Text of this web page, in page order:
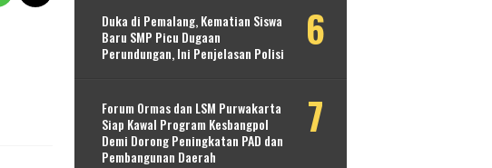
Duka di Pemalang, Kematian Siswa
Baru SMP Picu Dugaan
Perundungan, Ini Penjelasan Polisi
Forum Ormas dan LSM Purwakarta
Siap Kawal Program Kesbangpol
Demi Dorong Peningkatan PAD dan
Pembangunan Daerah